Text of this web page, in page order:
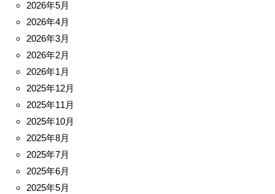
2026年5月
2026年4月
2026年3月
2026年2月
2026年1月
2025年12月
2025年11月
2025年10月
2025年8月
2025年7月
2025年6月
2025年5月